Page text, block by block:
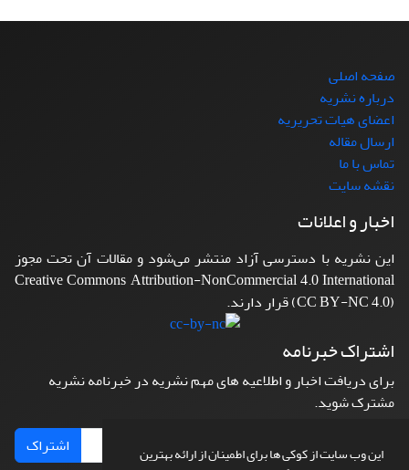
این وب سایت از کوکی ها برای اطمینان از ارائه بهترین
صفحه اصلی
درباره نشریه
اعضای هیات تحریریه
ارسال مقاله
تماس با ما
نقشه سایت
اخبار و اعلانات
این نشریه با دسترسی آزاد منتشر می‌شود و مقالات آن تحت مجوز
Creative Commons Attribution-NonCommercial 4.0 International
(CC BY-NC 4.0) قرار دارند.
اشتراک خبرنامه
برای دریافت اخبار و اطلاعیه های مهم نشریه در خبرنامه نشریه
مشترک شوید.
اشتراک